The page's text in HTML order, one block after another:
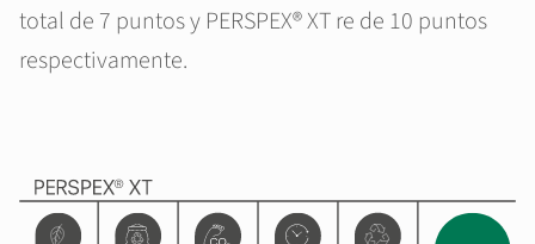
total de 7 puntos y PERSPEX® XT re de 10 puntos
respectivamente.